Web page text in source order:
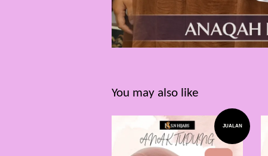
You may also like
JUALAN